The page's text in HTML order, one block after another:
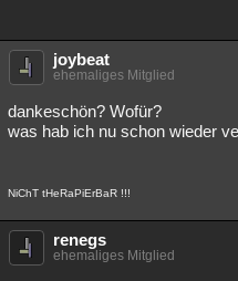
Besucht Teilgenommen
Lesenswert Schlüsselwörter
joybeat
ehemaliges Mitglied
dankeschön? Wofür?
was hab ich nu schon wieder
NiChT tHeRaPiErBaR !!!
renegs
ehemaliges Mitglied